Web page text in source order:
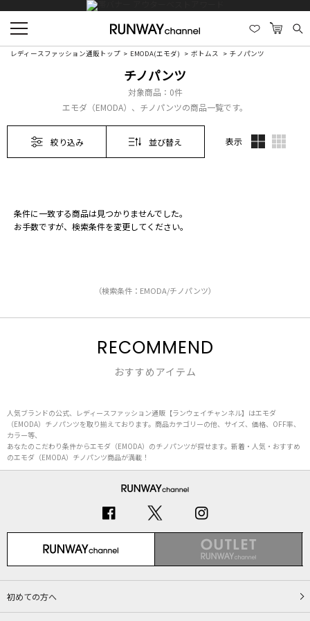
レディースファッション通販トップ EMODA(エモダ) ボトムス チノパンツ
チノパンツ
対象商品： 0件
エモダ（EMODA）、チノパンツの商品一覧です。
絞り込み 並び替え 表示
条件に一致する商品は見つかりませんでした。
お手数ですが、検索条件を変更してください。
（検索条件：EMODA/チノパンツ）
RECOMMEND
おすすめアイテム
人気ブランドの公式、レディースファッション通販【ランウェイチャンネル】はエモダ
（EMODA）チノパンツを取り揃えております。商品カテゴリーの他、サイズ、価格、OFF率、
カラー等、
あなたのこだわり条件からエモダ（EMODA）のチノパンツが探せます。新着・人気・おすすめ
のエモダ（EMODA）チノパンツ商品が満載！
初めての方へ